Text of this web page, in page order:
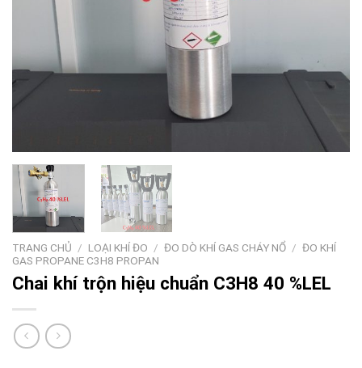
TRANG CHỦ / LOẠI KHÍ ĐO / ĐO DÒ KHÍ GAS CHÁY NỔ / ĐO KHÍ
GAS PROPANE C3H8 PROPAN
Chai khí trộn hiệu chuẩn C3H8 40 %LEL